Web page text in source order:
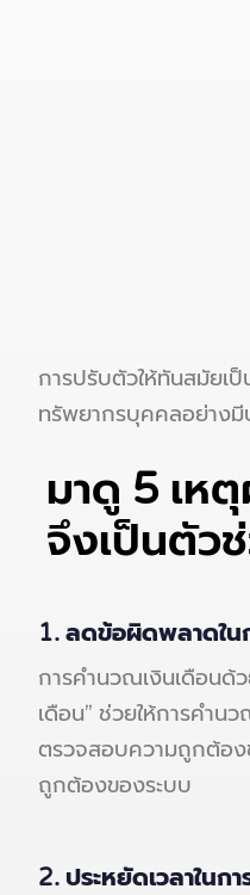
การปรับตัวให้ทันสมัยเ
ทรัพยากรบุคคลอย่างมี
มาดู 5 เห
จึงเป็นตัว
1. ลดข้อผิดพลาดใน
การคำนวณเงินเดือนด้
เดือน” ช่วยให้การคำน
ตรวจสอบความถูกต้อง
ถูกต้องของระบบ
2. ประหยัดเวลาในก